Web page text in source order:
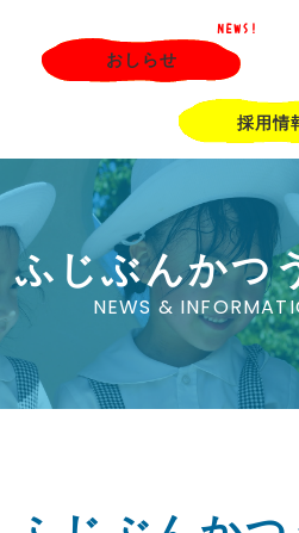
おしらせ
NEWS!
採用情
ふじぶんかつ
NEWS &